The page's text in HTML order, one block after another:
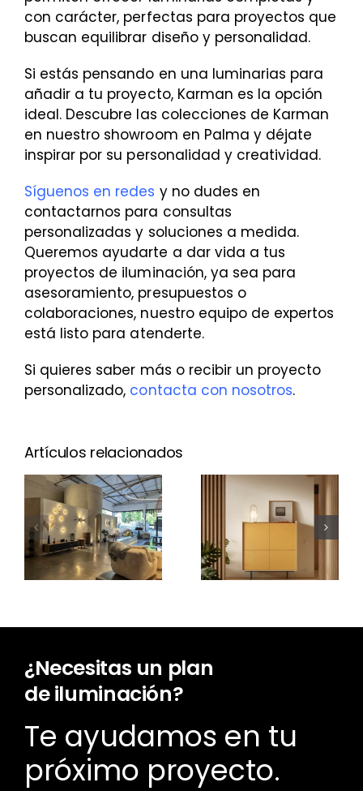
con carácter, perfectas para proyectos que
buscan equilibrar diseño y personalidad.
Si estás pensando en una luminarias para
añadir a tu proyecto, Karman es la opción
ideal. Descubre las colecciones de Karman
en nuestro showroom en Palma y déjate
inspirar por su personalidad y creatividad.
Síguenos en redes y no dudes en
contactarnos para consultas
personalizadas y soluciones a medida.
Queremos ayudarte a dar vida a tus
proyectos de iluminación, ya sea para
asesoramiento, presupuestos o
colaboraciones, nuestro equipo de expertos
está listo para atenderte.
Si quieres saber más o recibir un proyecto
personalizado, contacta con nosotros.
Artículos relacionados
¿Cuánto
cuesta un
proyecto
de
iluminación?
Nuevo Aura
Open
Frame
¿Necesitas un plan
de iluminación?
Te ayudamos en tu
próximo proyecto.